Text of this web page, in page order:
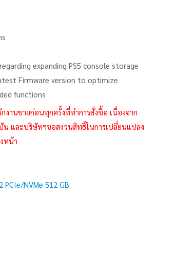
expanding PS5 console storage
Firmware version to optimize
functions
านขายก่อนทุกครั้งที่ทำการสั่งซื้อ เนื่องจาก
น และบริษัทฯขอสงวนสิทธิ์ในการเปลี่ยนแปลง
หน้า
PCIe/NVMe 512 GB